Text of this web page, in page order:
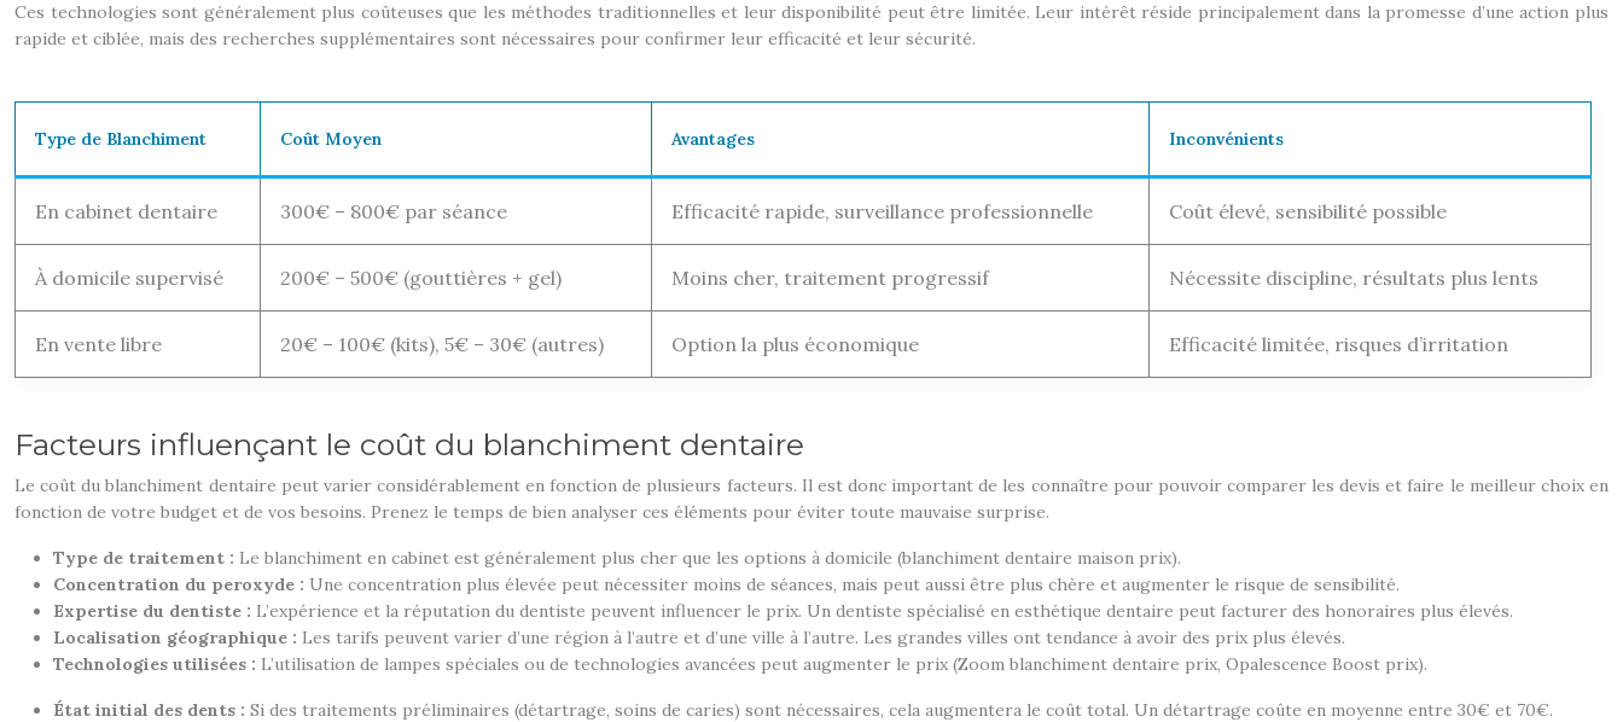
Ces technologies sont généralement plus coûteuses que les méthodes traditionnelles et leur disponibilité peut être limitée. Leur intérêt réside principalement dans la promesse d’une action plus
rapide et ciblée, mais des recherches supplémentaires sont nécessaires pour confirmer leur efficacité et leur sécurité.
Type de Blanchiment Coût Moyen Avantages Inconvénients
En cabinet dentaire 300€ – 800€ par séance Efficacité rapide, surveillance professionnelle Coût élevé, sensibilité possible
À domicile supervisé 200€ – 500€ (gouttières + gel) Moins cher, traitement progressif Nécessite discipline, résultats plus lents
En vente libre 20€ – 100€ (kits), 5€ – 30€ (autres) Option la plus économique Efficacité limitée, risques d’irritation
Facteurs influençant le coût du blanchiment dentaire
Le coût du blanchiment dentaire peut varier considérablement en fonction de plusieurs facteurs. Il est donc important de les connaître pour pouvoir comparer les devis et faire le meilleur choix en
fonction de votre budget et de vos besoins. Prenez le temps de bien analyser ces éléments pour éviter toute mauvaise surprise.
Type de traitement : Le blanchiment en cabinet est généralement plus cher que les options à domicile (blanchiment dentaire maison prix).
Concentration du peroxyde : Une concentration plus élevée peut nécessiter moins de séances, mais peut aussi être plus chère et augmenter le risque de sensibilité.
Expertise du dentiste : L’expérience et la réputation du dentiste peuvent influencer le prix. Un dentiste spécialisé en esthétique dentaire peut facturer des honoraires plus élevés.
Localisation géographique : Les tarifs peuvent varier d’une région à l’autre et d’une ville à l’autre. Les grandes villes ont tendance à avoir des prix plus élevés.
Technologies utilisées : L’utilisation de lampes spéciales ou de technologies avancées peut augmenter le prix (Zoom blanchiment dentaire prix, Opalescence Boost prix).
État initial des dents : Si des traitements préliminaires (détartrage, soins de caries) sont nécessaires, cela augmentera le coût total. Un détartrage coûte en moyenne entre 30€ et 70€.